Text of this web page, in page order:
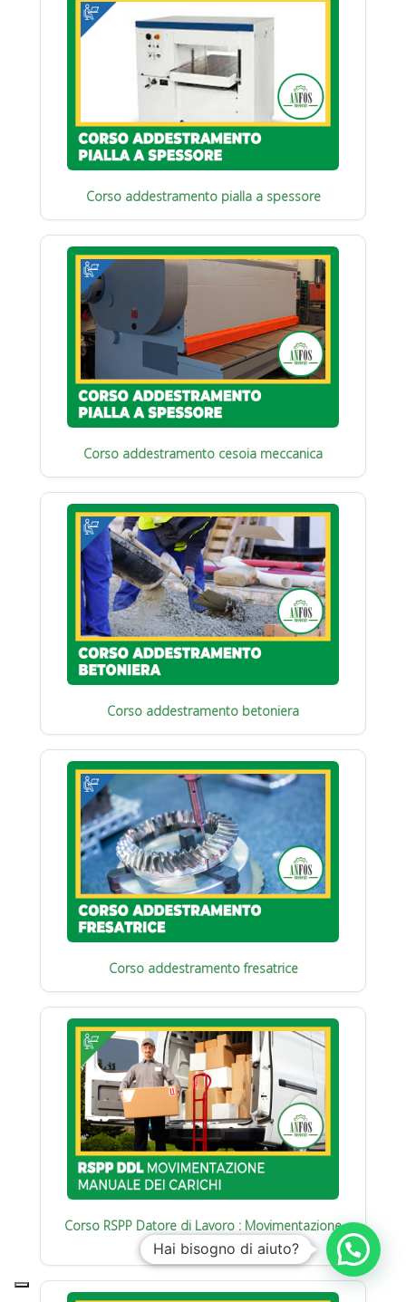
Corso addestramento pialla a spessore
Corso addestramento cesoia meccanica
Corso addestramento betoniera
Corso addestramento fresatrice
Corso RSPP Datore di Lavoro : Movimentazione
manuale carichi
Hai bisogno di aiuto?